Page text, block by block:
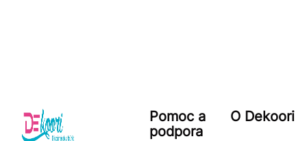
Pomoc a
podpora
O Dekoori